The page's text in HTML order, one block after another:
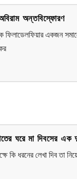
অন্তবিস্ফোরণ
ফিলাডেলফিয়ার একজন
ঘরে মা দিবসের এক
কি ধরনের লেখা দিব তা